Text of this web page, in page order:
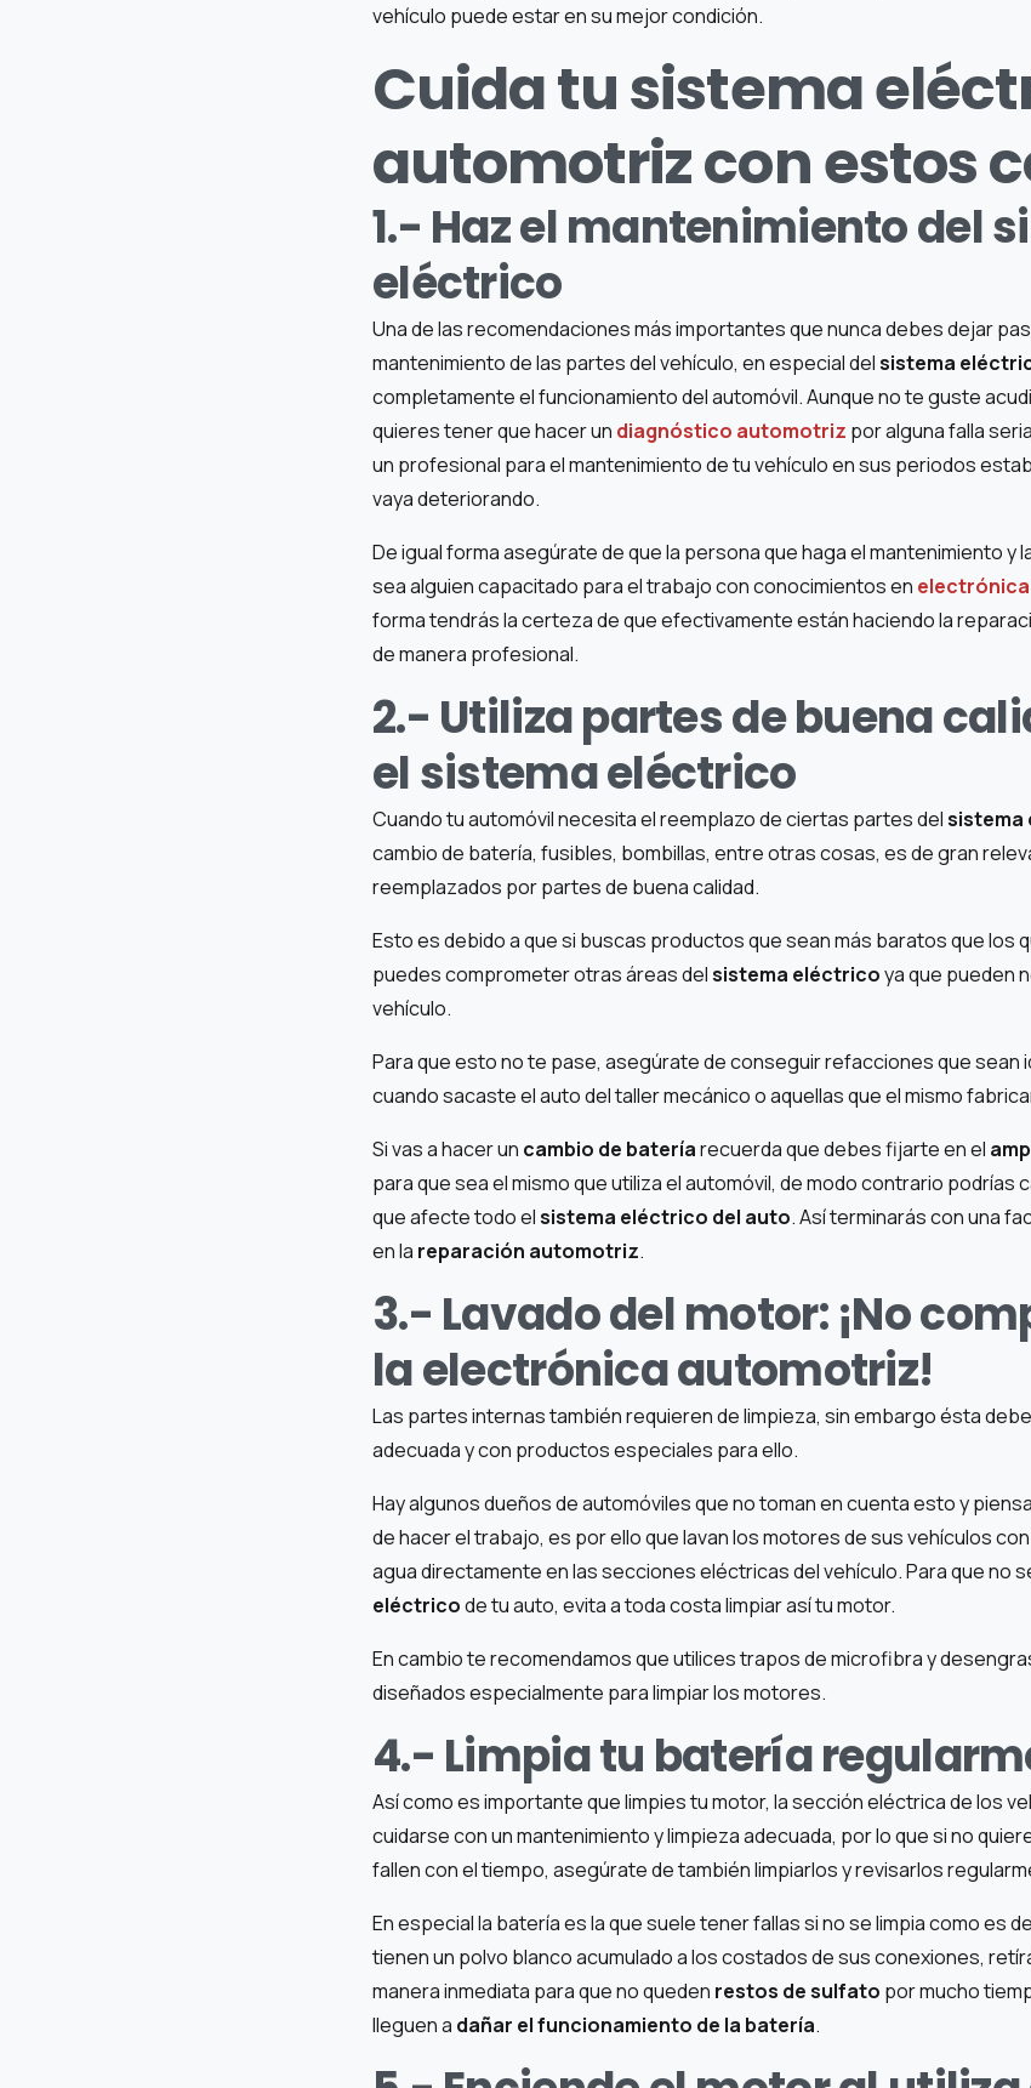
vehículo puede estar en su mejor condición.
Cuida tu sistema
automotriz con estos
1.- Haz el mantenimiento del
eléctrico
Una de las recomendaciones más importantes que nunca debes dejar
mantenimiento de las partes del vehículo, en especial delsistema
completamente el funcionamiento del automóvil. Aunque no te guste
quieres tener que hacer un diagnóstico automotriz por alguna falla
un profesional para el mantenimiento de tu vehículo en sus periodos
vaya deteriorando.
De igual forma asegúrate de que la persona que haga el mantenimiento y
sea alguien capacitado para el trabajo con conocimientos en
forma tendrás la certeza de que efectivamente están haciendo la
de manera profesional.
2.- Utiliza partes de buena
el sistema eléctrico
Cuando tu automóvil necesita el reemplazo de ciertas partes delsistema
cambio de batería, fusibles, bombillas, entre otras cosas, es de gran
reemplazados por partes de buena calidad.
Esto es debido a que si buscas productos que sean más baratos que los
puedes comprometer otras áreas delsistema eléctricoya que pueden
vehículo.
Para que esto no te pase, asegúrate de conseguir refacciones que sean
cuando sacaste el auto del taller mecánico o aquellas que el mismo
Si vas a hacer un cambio de bateríarecuerda que debes fijarte en el
para que sea el mismo que utiliza el automóvil, de modo contrario podrías
que afecte todo elsistema eléctrico del auto. Así terminarás con una
en la reparación automotriz.
3.- Lavado del motor: ¡No
la electrónica automotriz!
Las partes internas también requieren de limpieza, sin embargo ésta
adecuada y con productos especiales para ello.
Hay algunos dueños de automóviles que no toman en cuenta esto y
de hacer el trabajo, es por ello que lavan los motores de sus vehículos
agua directamente en las secciones eléctricas del vehículo. Para que no
eléctricode tu auto, evita a toda costa limpiar así tu motor.
En cambio te recomendamos que utilices trapos de microfibra y
diseñados especialmente para limpiar los motores.
4.- Limpia tu batería
Así como es importante que limpies tu motor, la sección eléctrica de los
cuidarse con un mantenimiento y limpieza adecuada, por lo que si no
fallen con el tiempo, asegúrate de también limpiarlos y revisarlos
En especial la batería es la que suele tener fallas si no se limpia como es
tienen un polvo blanco acumulado a los costados de sus conexiones,
manera inmediata para que no queden restos de sulfato por mucho
lleguen a dañar el funcionamiento de la batería.